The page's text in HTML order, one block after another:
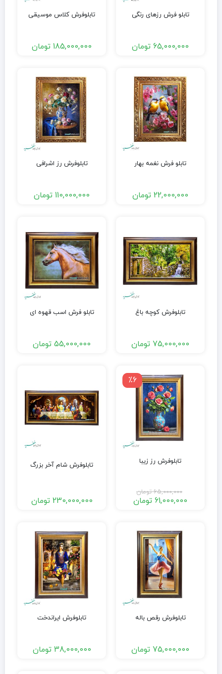
تابلو فرش رزهای رنگی
65,000,000 تومان
تابلوفرش کلاس موسیقی
185,000,000 تومان
تابلو فرش نغمه بهار
22,000,000 تومان
تابلوفرش رز اشرافی
110,000,000 تومان
تابلوفرش کوچه باغ
75,000,000 تومان
تابلو فرش اسب قهوه ای
55,000,000 تومان
٪6
تابلوفرش رز زیبا
65,000,000 تومان
61,000,000 تومان
تابلوفرش شام آخر بزرگ
230,000,000 تومان
تابلوفرش رقص باله
75,000,000 تومان
تابلوفرش ایراندخت
38,000,000 تومان